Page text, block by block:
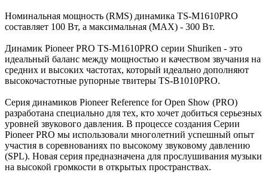
Номинальная мощность (RMS) динамика TS-M1610PRO
составляет 100 Вт, а максимальная (MAX) - 300 Вт.
Динамик Pioneer PRO TS-M1610PRO серии Shuriken - это
идеальный баланс между мощностью и качеством звучания на
средних и высоких частотах, который идеально дополняют
высокочастотные рупорные твитеры TS-B1010PRO.
Серия динамиков Pioneer Reference for Open Show (PRO)
разработана специально для тех, кто хочет добиться серьезных
уровней звукового давления. В процессе создания Серии
Pioneer PRO мы использовали многолетний успешный опыт
участия в соревнованиях по высокому звуковому давлению
(SPL). Новая серия предназначена для прослушивания музыки
на высокой громкости в открытых пространствах.